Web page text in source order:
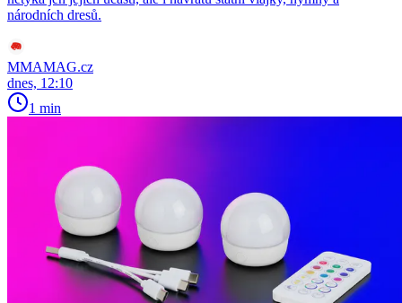
národních dresů.
MMAMAG.cz
dnes, 12:10
1 min